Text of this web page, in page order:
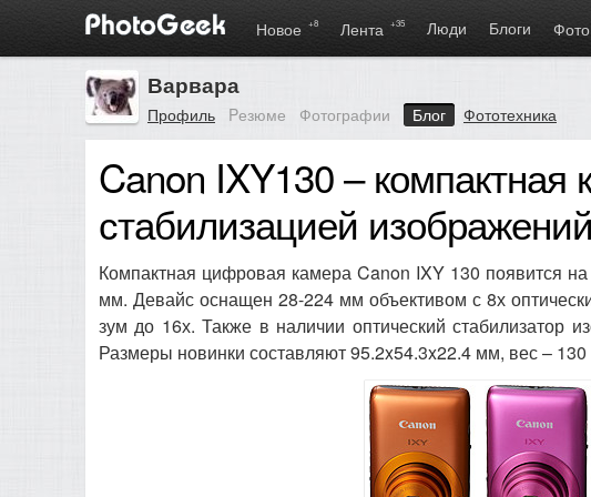
Новое +8 Лента +35 Люди Блоги Фото
Варвара
Профиль Pезюме Фотографии Блог Фототехника
Canon IXY130 – компактная
стабилизацией изображений
Компактная цифровая камера Canon IXY 130 появится
мм. Девайс оснащен 28-224 мм объективом с 8х
зум до 16х. Также в наличии оптический
Размеры новинки составляют 95.2x54.3x22.4 мм, вес –